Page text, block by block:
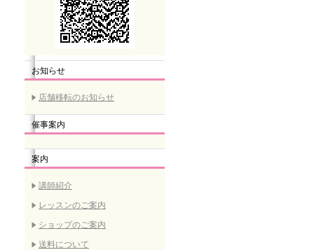
お知らせ
店舗移転のお知らせ
催事案内
案内
講師紹介
レッスンのご案内
ショップのご案内
送料について